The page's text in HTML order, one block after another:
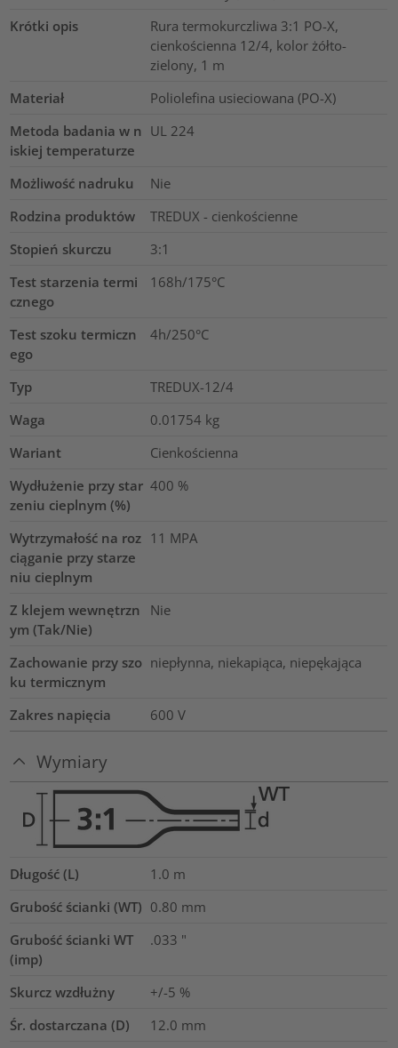
Krótki opis
Rura termokurczliwa 3:1 PO-X,
cienkościenna 12/4, kolor żółto-
zielony, 1 m
Materiał
Poliolefina usieciowana (PO-X)
Metoda badania w n
iskiej temperaturze
UL 224
Możliwość nadruku
Nie
Rodzina produktów
TREDUX - cienkościenne
Stopień skurczu
3:1
Test starzenia termi
cznego
168h/175°C
Test szoku termiczn
ego
4h/250°C
Typ
TREDUX-12/4
Waga
0.01754 kg
Wariant
Cienkościenna
Wydłużenie przy star
zeniu cieplnym (%)
400 %
Wytrzymałość na roz
ciąganie przy starze
niu cieplnym
11 MPA
Z klejem wewnętrzn
ym (Tak/Nie)
Nie
Zachowanie przy szo
ku termicznym
niepłynna, niekapiąca, niepękająca
Zakres napięcia 600 V
Wymiary
Długość (L) 1.0 m
Grubość ścianki (WT) 0.80 mm
Grubość ścianki WT
(imp)
.033 "
Skurcz wzdłużny
+/-5 %
Śr. dostarczana (D)
12.0 mm